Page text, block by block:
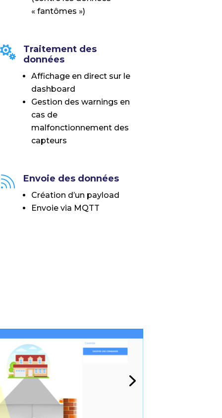
« fantômes »)

Traitement des
données
Affichage en direct sur le
dashboard
Gestion des warnings en
cas de
malfonctionnement des
capteurs
 Envoie des données
Création d’un payload
Envoie via MQTT